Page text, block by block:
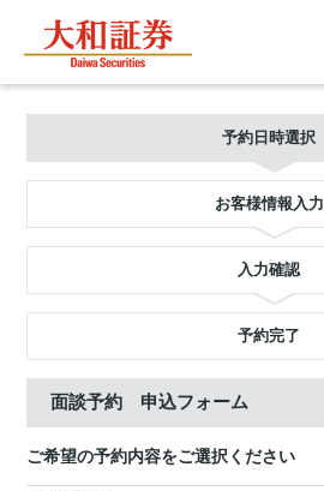
予約日時選択
お客様情報入力
入力確認
予約完了
面談予約 申込フォーム
ご希望の予約内容をご選択ください